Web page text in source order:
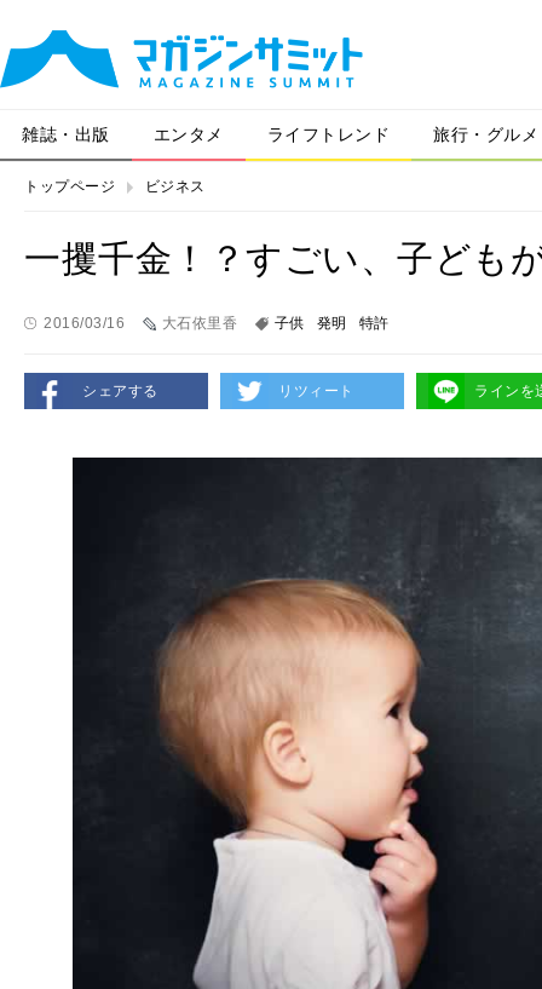
雑誌・出版 エンタメ ライフトレンド 旅行・グルメ
トップページ ビジネス
一攫千金！？すごい、子ども
2016/03/16 大石依里香 子供 発明 特許
シェアする リツィート ラインを